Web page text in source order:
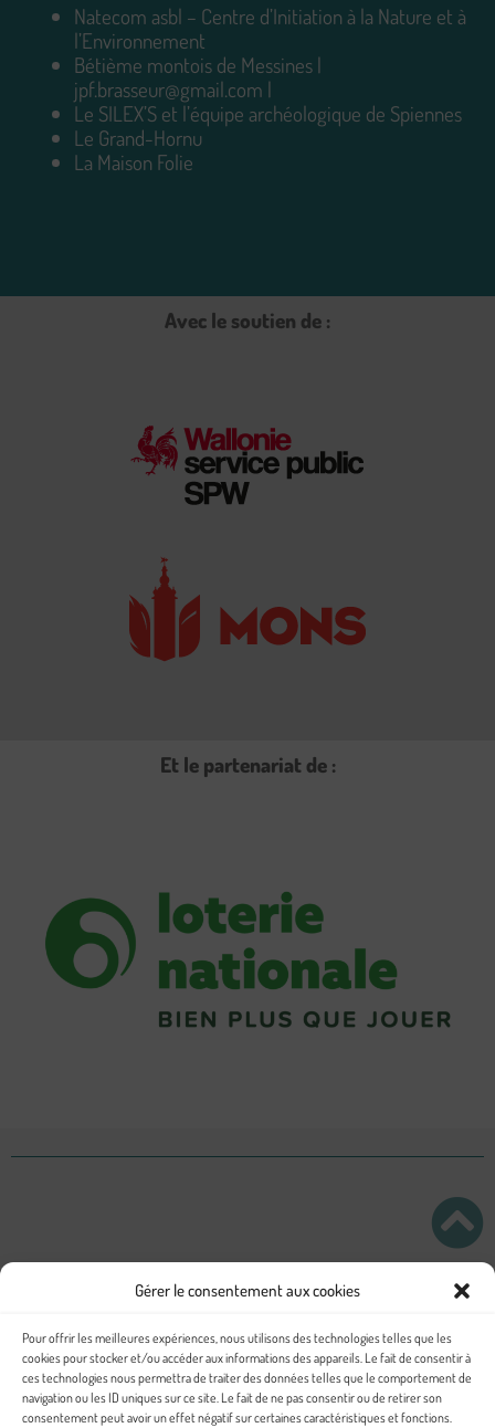
Gérer le consentement aux cookies
Pour offrir les meilleures expériences, nous utilisons des technologies telles que les
cookies pour stocker et/ou accéder aux informations des appareils. Le fait de consentir à
ces technologies nous permettra de traiter des données telles que le comportement de
navigation ou les ID uniques sur ce site. Le fait de ne pas consentir ou de retirer son
consentement peut avoir un effet négatif sur certaines caractéristiques et fonctions.
Natecom asbl – Centre d’Initiation à la Nature et à
l’Environnement
Bétième montois de Messines |
jpf.brasseur@gmail.com |
Le SILEX’S et l’équipe archéologique de Spiennes
Le Grand-Hornu
La Maison Folie
Avec le soutien de :
Et le partenariat de :
L’Amusette © 2026
Politique de confidentialité
Politiques de Cookies